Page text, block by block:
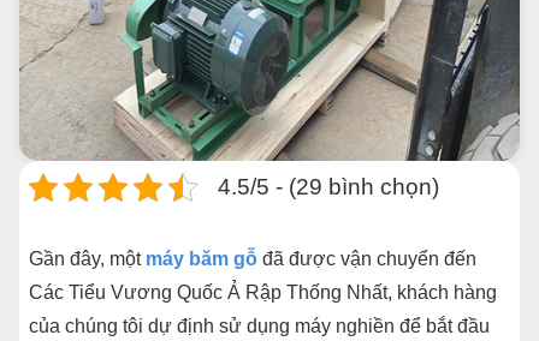
4.5/5 - (29 bình chọn)
Gần đây, một máy băm gỗ đã được vận chuyển đến
Các Tiểu Vương Quốc Ả Rập Thống Nhất, khách hàng
của chúng tôi dự định sử dụng máy nghiền để bắt đầu